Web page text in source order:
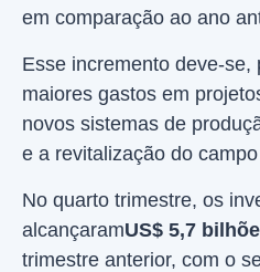
em comparação ao ano
Esse incremento deve-se,
maiores gastos em
novos sistemas de
e a revitalização do
No quarto trimestre, os
alcançaramUS$ 5,7
trimestre anterior, com o